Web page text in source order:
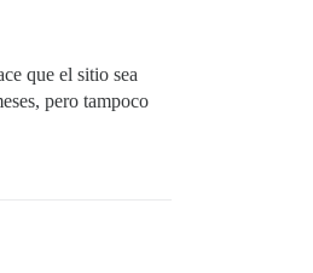
que el sitio sea
pero tampoco